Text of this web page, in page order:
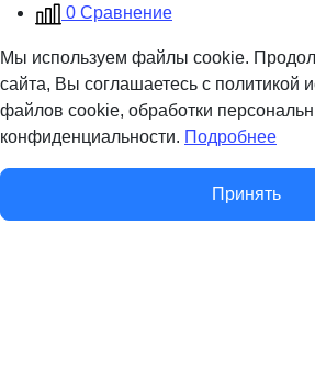
0 Сравнение
Мы используем файлы cookie.
сайта, Вы соглашаетесь с политикой
файлов cookie, обработки
конфиденциальности. Подробнее
Принять